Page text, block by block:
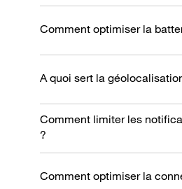
Comment optimiser la
A quoi sert la
Comment limiter les
?
Comment optimiser la